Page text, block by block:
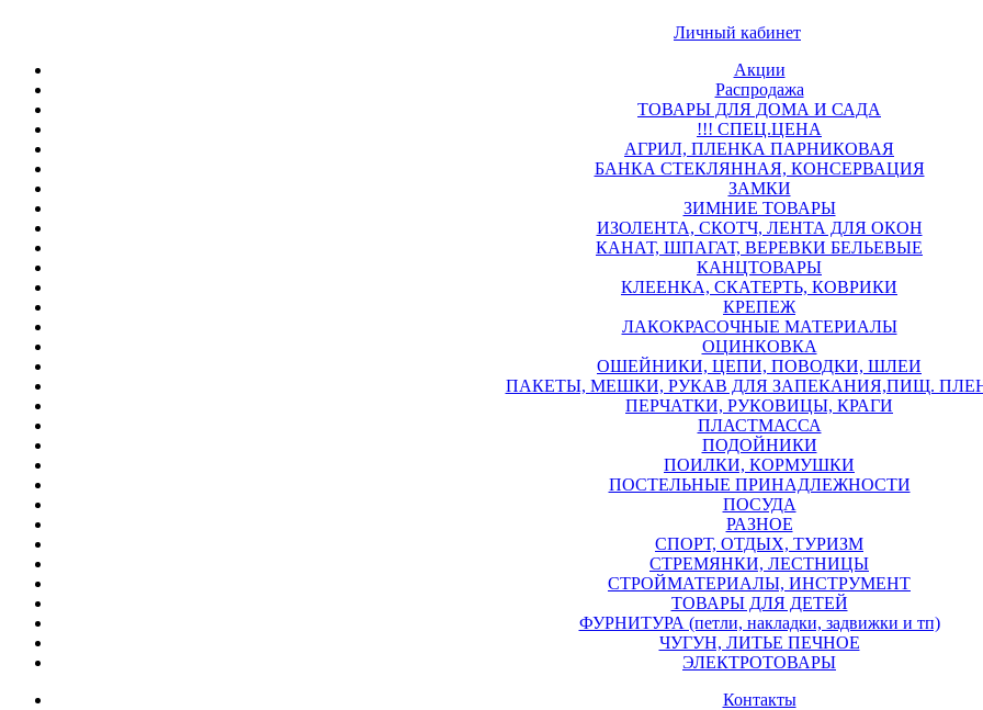
Личный кабинет
Акции
Распродажа
ТОВАРЫ ДЛЯ ДОМА И САДА
!!! СПЕЦ.ЦЕНА
АГРИЛ, ПЛЕНКА ПАРНИКОВАЯ
БАНКА СТЕКЛЯННАЯ, КОНСЕРВАЦИЯ
ЗАМКИ
ЗИМНИЕ ТОВАРЫ
ИЗОЛЕНТА, СКОТЧ, ЛЕНТА ДЛЯ ОКОН
КАНАТ, ШПАГАТ, ВЕРЕВКИ БЕЛЬЕВЫЕ
КАНЦТОВАРЫ
КЛЕЕНКА, СКАТЕРТЬ, КОВРИКИ
КРЕПЕЖ
ЛАКОКРАСОЧНЫЕ МАТЕРИАЛЫ
ОЦИНКОВКА
ОШЕЙНИКИ, ЦЕПИ, ПОВОДКИ, ШЛЕИ
ПАКЕТЫ, МЕШКИ, РУКАВ ДЛЯ ЗАПЕКАНИЯ,ПИЩ.
ПЕРЧАТКИ, РУКОВИЦЫ, КРАГИ
ПЛАСТМАССА
ПОДОЙНИКИ
ПОИЛКИ, КОРМУШКИ
ПОСТЕЛЬНЫЕ ПРИНАДЛЕЖНОСТИ
ПОСУДА
РАЗНОЕ
СПОРТ, ОТДЫХ, ТУРИЗМ
СТРЕМЯНКИ, ЛЕСТНИЦЫ
СТРОЙМАТЕРИАЛЫ, ИНСТРУМЕНТ
ТОВАРЫ ДЛЯ ДЕТЕЙ
ФУРНИТУРА (петли, накладки, задвижки и тп)
ЧУГУН, ЛИТЬЕ ПЕЧНОЕ
ЭЛЕКТРОТОВАРЫ
Контакты